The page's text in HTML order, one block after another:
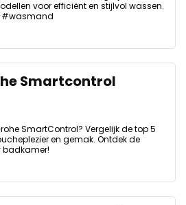
voor efficiënt en stijlvol wassen.
#wasmand
Smartcontrol
SmartControl? Vergelijk de top 5
en gemak. Ontdek de
badkamer!